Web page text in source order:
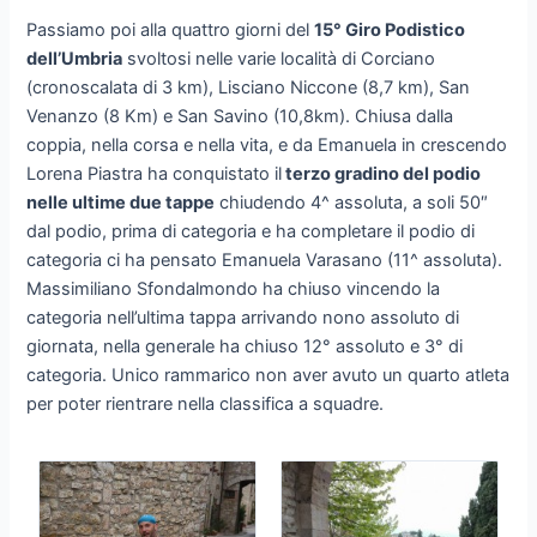
Passiamo poi alla quattro giorni del15° Giro Podistico
dell’Umbria svoltosi nelle varie località di Corciano
(cronoscalata di 3 km), Lisciano Niccone (8,7 km), San
Venanzo (8 Km) e San Savino (10,8km). Chiusa dalla
coppia, nella corsa e nella vita, e da Emanuela in crescendo
Lorena Piastra ha conquistato ilterzo gradino del podio
nelle ultime due tappe chiudendo 4^ assoluta, a soli 50″
dal podio, prima di categoria e ha completare il podio di
categoria ci ha pensato Emanuela Varasano (11^ assoluta).
Massimiliano Sfondalmondo ha chiuso vincendo la
categoria nell’ultima tappa arrivando nono assoluto di
giornata, nella generale ha chiuso 12° assoluto e 3° di
categoria. Unico rammarico non aver avuto un quarto atleta
per poter rientrare nella classifica a squadre.